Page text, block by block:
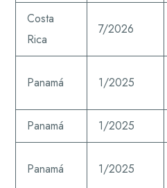
Costa
Rica
7/2026
Panamá 1/2025
Panamá 1/2025
Panamá 1/2025